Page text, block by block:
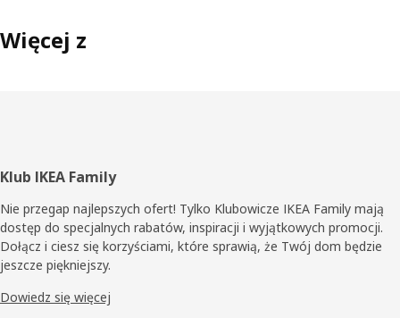
Więcej z
Stopka
Klub IKEA Family
Nie przegap najlepszych ofert! Tylko Klubowicze IKEA Family mają
dostęp do specjalnych rabatów, inspiracji i wyjątkowych promocji.
Dołącz i ciesz się korzyściami, które sprawią, że Twój dom będzie
jeszcze piękniejszy.
Dowiedz się więcej